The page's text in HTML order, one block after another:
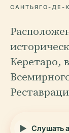
САНТЬЯГО-ДЕ-
Керетаро,
Слушать